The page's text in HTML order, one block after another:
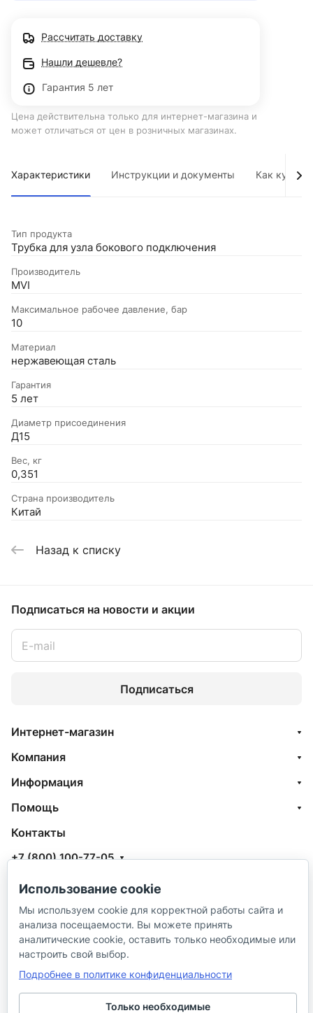
Рассчитать доставку
Нашли дешевле?
Гарантия 5 лет
Цена действительна только для интернет-магазина и
может отличаться от цен в розничных магазинах.
Характеристики Инструкции и документы Как купить
Тип продукта
Трубка для узла бокового подключения
Производитель
MVI
Максимальное рабочее давление, бар
10
Материал
нержавеющая сталь
Гарантия
5 лет
Диаметр присоединения
Д15
Вес, кг
0,351
Страна производитель
Китай
Назад к списку
Подписаться на новости и акции
Подписаться
Интернет-магазин
Компания
Информация
Помощь
Контакты
+7 (800) 100-77-05
info@aquatehnik.com
г. Краснодар (Центр),
ул. Чкалова, 167
Использование cookie
Мы используем cookie для корректной работы сайта и
анализа посещаемости. Вы можете принять
аналитические cookie, оставить только необходимые или
настроить свой выбор.
Подробнее в политике конфиденциальности
Только необходимые